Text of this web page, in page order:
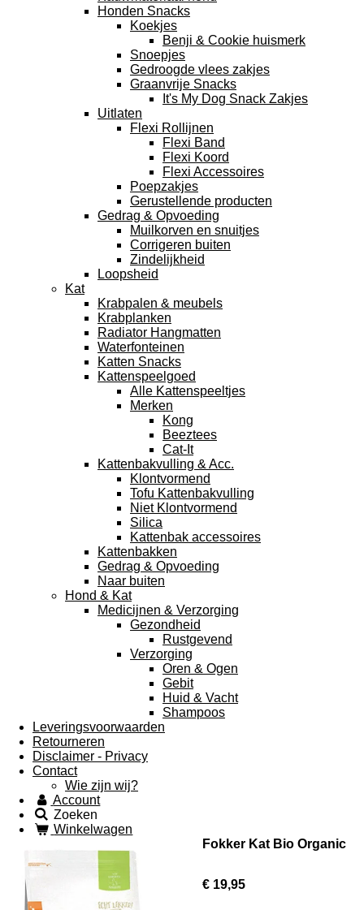
Honden Snacks
Koekjes
Benji & Cookie huismerk
Snoepjes
Gedroogde vlees zakjes
Graanvrije Snacks
It's My Dog Snack Zakjes
Uitlaten
Flexi Rollijnen
Flexi Band
Flexi Koord
Flexi Accessoires
Poepzakjes
Gerustellende producten
Gedrag & Opvoeding
Muilkorven en snuitjes
Corrigeren buiten
Zindelijkheid
Loopsheid
Kat
Krabpalen & meubels
Krabplanken
Radiator Hangmatten
Waterfonteinen
Katten Snacks
Kattenspeelgoed
Alle Kattenspeeltjes
Merken
Kong
Beeztees
Cat-It
Kattenbakvulling & Acc.
Klontvormend
Tofu Kattenbakvulling
Niet Klontvormend
Silica
Kattenbak accessoires
Kattenbakken
Gedrag & Opvoeding
Naar buiten
Hond & Kat
Medicijnen & Verzorging
Gezondheid
Rustgevend
Verzorging
Oren & Ogen
Gebit
Huid & Vacht
Shampoos
Leveringsvoorwaarden
Retourneren
Disclaimer - Privacy
Contact
Wie zijn wij?
Account
Zoeken
Winkelwagen
Fokker Kat Bio Organic
€ 19,95